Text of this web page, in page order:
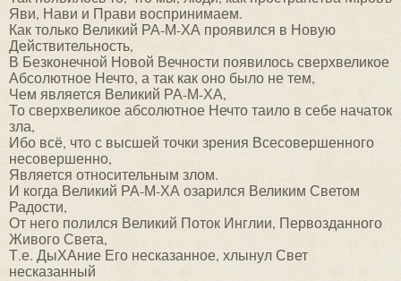
Яви, Нави и Прави воспринимаем.
Как только Великий РА-М-ХА проявился в Новую
Действительность,
В Безконечной Новой Вечности появилось сверхвеликое
Абсолютное Нечто, а так как оно было не тем,
Чем является Великий РА-М-ХА,
То сверхвеликое абсолютное Нечто таило в себе начаток
зла,
Ибо всё, что с высшей точки зрения Всесовершенного
несовершенно,
Является относительным злом.
И когда Великий РА-М-ХА озарился Великим Светом
Радости,
От него полился Великий Поток Инглии, Первозданного
Живого Света,
Т.е. ДыХАние Его несказанное, хлынул Свет
несказанный